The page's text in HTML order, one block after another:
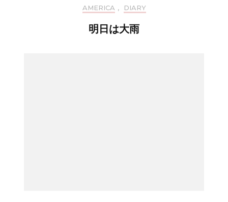
AMERICA , DIARY
明日は大雨